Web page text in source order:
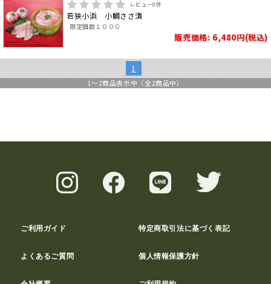
レビュー0件
若狭小浜 小鯛ささ漬
限定個数１０００
販売価格: 6,480円(税込)
1
1 ～2商品表示中（全2商品中）
ご利用ガイド 特定商取引法に基づく表記
よくあるご質問 個人情報保護方針